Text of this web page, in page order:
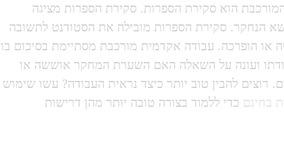
הוא סקירת הספרות. סקירת הספרות מציגה
הנחקר. סקירת הספרות מובילה את הסטודנט לתשובה
הופרכה. עבודה אקדמית מורכבת מסתיימת בסיכום בו
ועונה על השאלה האם השערת המחקר אוששה או
רוצים להבין טוב יותר כיצד נראית העבודה? עשו שימוש
בחינם כדי ללמוד בצורה טובה יותר מהן דרישות